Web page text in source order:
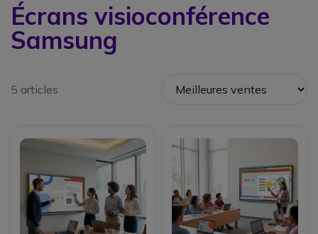
Écrans visioconférence
Samsung
5 articles